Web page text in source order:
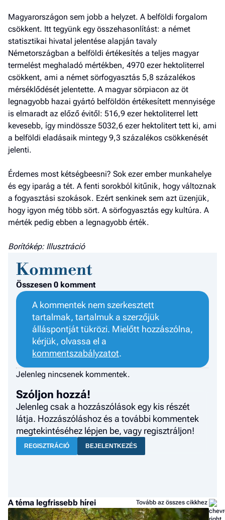
Magyarországon sem jobb a helyzet. A belföldi forgalom
csökkent. Itt tegyünk egy összehasonlítást: a német
statisztikai hivatal jelentése alapján tavaly
Németországban a belföldi értékesítés a teljes magyar
termelést meghaladó mértékben, 4970 ezer hektoliterrel
csökkent, ami a német sörfogyasztás 5,8 százalékos
mérséklődését jelentette. A magyar sörpiacon az öt
legnagyobb hazai gyártó belföldön értékesített mennyisége
is elmaradt az előző évitől: 516,9 ezer hektoliterrel lett
kevesebb, így mindössze 5032,6 ezer hektolitert tett ki, ami
a belföldi eladásaik mintegy 9,3 százalékos csökkenését
jelenti.
Érdemes most kétségbeesni? Sok ezer ember munkahelye
és egy iparág a tét. A fenti sorokból kitűnik, hogy változnak
a fogyasztási szokások. Ezért senkinek sem azt üzenjük,
hogy igyon még több sört. A sörfogyasztás egy kultúra. A
mérték pedig ebben a legnagyobb érték.
Borítókép: Illusztráció
Komment
Összesen 0 komment
A kommentek nem szerkesztett
tartalmak, tartalmuk a szerzőjük
álláspontját tükrözi. Mielőtt hozzászólna,
kérjük, olvassa el a
kommentszabályzatot.
Jelenleg nincsenek kommentek.
Szóljon hozzá!
Jelenleg csak a hozzászólások egy kis részét
látja. Hozzászóláshoz és a további kommentek
megtekintéséhez lépjen be, vagy regisztráljon!
REGISZTRÁCIÓ BEJELENTKEZÉS
A téma legfrissebb hírei Tovább az összes cikkhez